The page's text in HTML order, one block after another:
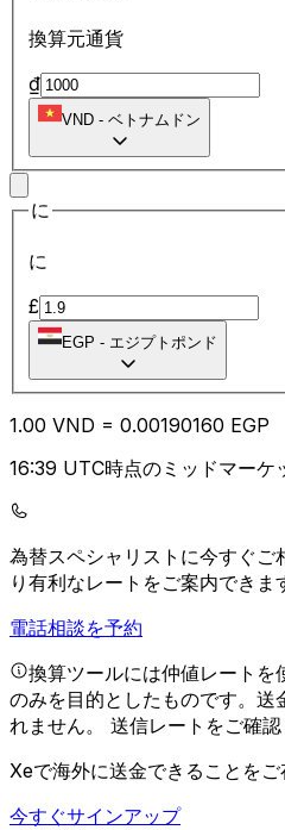
換算元通貨
₫
VND - ベトナムドン
に
に
£
EGP - エジプトポンド
1.00 VND = 0.00190160 EGP
16:39 UTC時点のミッドマーケ
為替スペシャリストに今すぐご
り有利なレートをご案内できま
電話相談を予約
換算ツールには仲値レート
のみを目的としたものです。送
れません。 送信レートをご確認
Xeで海外に送金できることを
今すぐサインアップ